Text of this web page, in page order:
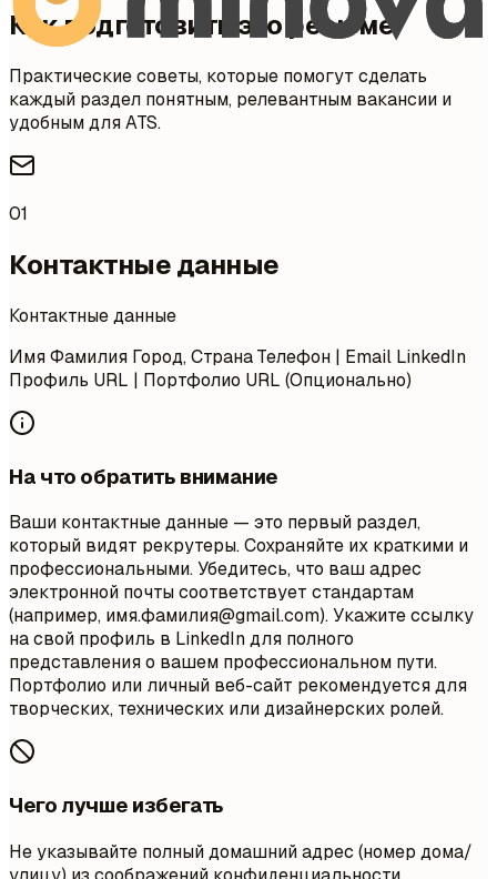
Как подготовить это резюме
Практические советы, которые помогут сделать
каждый раздел понятным, релевантным вакансии и
удобным для ATS.
01
Контактные данные
Контактные данные
Имя Фамилия Город, Страна Телефон | Email LinkedIn
Профиль URL | Портфолио URL (Опционально)
На что обратить внимание
Ваши контактные данные — это первый раздел,
который видят рекрутеры. Сохраняйте их краткими и
профессиональными. Убедитесь, что ваш адрес
электронной почты соответствует стандартам
(например, имя.фамилия@gmail.com). Укажите ссылку
на свой профиль в LinkedIn для полного
представления о вашем профессиональном пути.
Портфолио или личный веб-сайт рекомендуется для
творческих, технических или дизайнерских ролей.
Чего лучше избегать
Не указывайте полный домашний адрес (номер дома/